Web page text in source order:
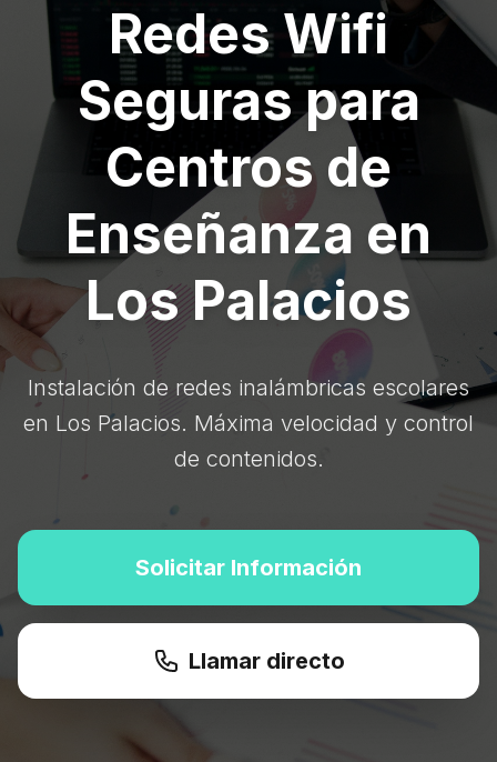
Redes Wifi
Seguras para
Centros de
Enseñanza en
Los Palacios
Instalación de redes inalámbricas escolares
en Los Palacios. Máxima velocidad y control
de contenidos.
Solicitar Información
Llamar directo